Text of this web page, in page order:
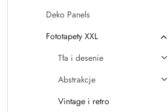
Deko Panels
Fototapety XXL
Tła i desenie
Abstrakcje
Vintage i retro